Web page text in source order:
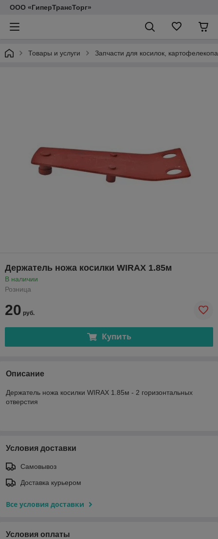
ООО «ГиперТрансТорг»
Товары и услуги Запчасти для косилок,
Держатель ножа косилки WIRAX 1.85м
В наличии
Розница
20 руб.
Купить
Описание
Держатель ножа косилки WIRAX 1.85м - 2 горизонтальных
отверстия
Условия доставки
Самовывоз
Доставка курьером
Все условия доставки
Условия оплаты